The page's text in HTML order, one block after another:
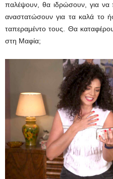
παλέψουν, θα ιδρώσουν, για να
αναστατώσουν για τα καλά το
ταπεραμέντο τους. Θα
στη Μαφία;